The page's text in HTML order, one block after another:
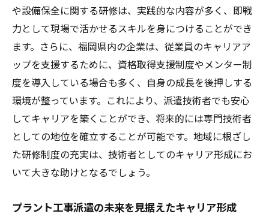
や設備保全に関する研修は、実践的な内容が多く、即戦
力として現場で活かせるスキルを身につけることができ
ます。さらに、福岡県内の企業は、従業員のキャリアア
ップを支援するために、資格取得支援制度やメンター制
度を導入している場合も多く、自身の成長を後押しする
環境が整っています。これにより、派遣技術者でも安心
してキャリアを築くことができ、将来的には専門技術者
としての地位を確立することが可能です。地域に根ざし
た研修制度の充実は、技術者としてのキャリア形成にお
いて大きな助けとなるでしょう。
プラント工事派遣の未来を見据えたキャリア形成